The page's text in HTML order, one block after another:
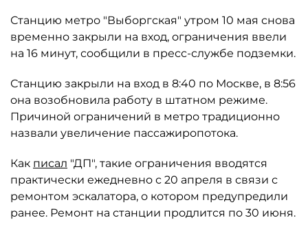
Станцию метро "Выборгская" утром 10 мая снова
временно закрыли на вход, ограничения ввели
на 16 минут, сообщили в пресс-службе подземки.
Станцию закрыли на вход в 8:40 по Москве, в 8:56
она возобновила работу в штатном режиме.
Причиной ограничений в метро традиционно
назвали увеличение пассажиропотока.
Как писал "ДП", такие ограничения вводятся
практически ежедневно с 20 апреля в связи с
ремонтом эскалатора, о котором предупредили
ранее. Ремонт на станции продлится по 30 июня.